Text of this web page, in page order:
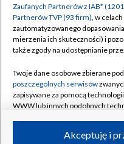
©2026 Telewizja
Zaufanych Partnerów z IAB*
Partnerów TVP (93 firm), w
zautomatyzowanego
mierzenia ich skuteczności) i
także zgody na udostępnianie
Twoje dane osobowe zbierane
poszczególnych serwisów
zapisywane za pomocą
WWW lub innych podobnych
ruchu w Internecie.Akceptuję i